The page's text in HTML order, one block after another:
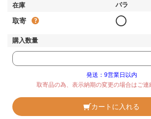
取寄 ◯
発送：9営業日以内
取寄品の為、表示納期の変更の場合はご連
カートに入れる